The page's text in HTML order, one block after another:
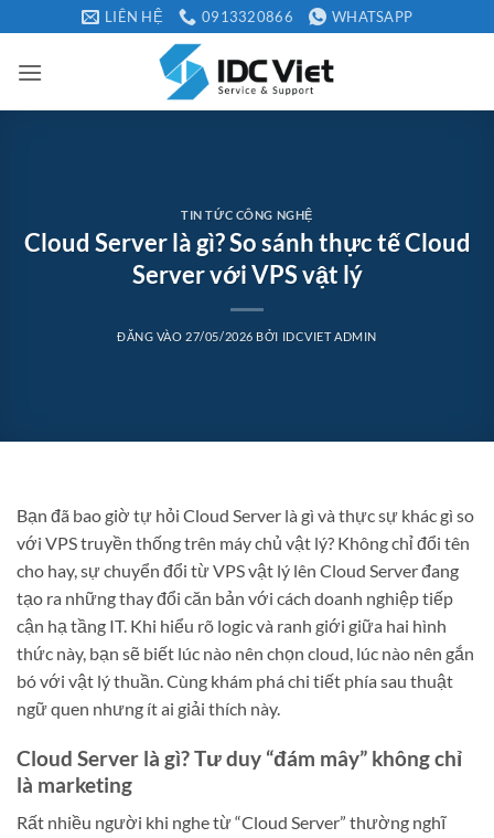
qua
nội
LIÊN HỆ 0913320866 WHATSAPP
TIN TỨC CÔNG NGHỆ
Cloud Server là gì? So sánh thực tế Cloud
Server với VPS vật lý
ĐĂNG VÀO 27/05/2026 BỞI IDCVIET ADMIN
Bạn đã bao giờ tự hỏi Cloud Server là gì và thực sự khác gì so
với VPS truyền thống trên máy chủ vật lý? Không chỉ đổi tên
cho hay, sự chuyển đổi từ VPS vật lý lên Cloud Server đang
tạo ra những thay đổi căn bản với cách doanh nghiệp tiếp
cận hạ tầng IT. Khi hiểu rõ logic và ranh giới giữa hai hình
thức này, bạn sẽ biết lúc nào nên chọn cloud, lúc nào nên gắn
bó với vật lý thuần. Cùng khám phá chi tiết phía sau thuật
ngữ quen nhưng ít ai giải thích này.
Cloud Server là gì? Tư duy “đám mây” không chỉ
là marketing
Rất nhiều người khi nghe từ “Cloud Server” thường nghĩ